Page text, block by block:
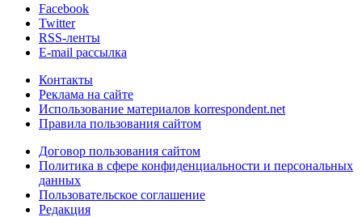
Facebook
Twitter
RSS-ленты
E-mail рассылка
Контакты
Реклама на сайте
Использование материалов korrespondent.net
Правила пользования сайтом
Договор пользования сайтом
Политика в сфере конфиденциальности и персональных
данных
Пользовательское соглашение
Редакция